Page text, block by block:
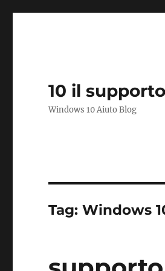
10 il
Windows 10 Aiuto Blog
Tag:Windows